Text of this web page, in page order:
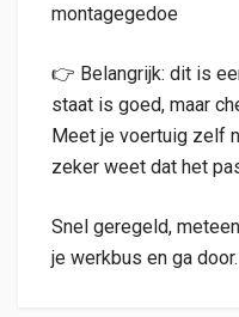
montagegedoe
👉 Belangrijk: dit is
staat is goed, maar
Meet je voertuig zelf
zeker weet dat het
Snel geregeld,
je werkbus en ga door.